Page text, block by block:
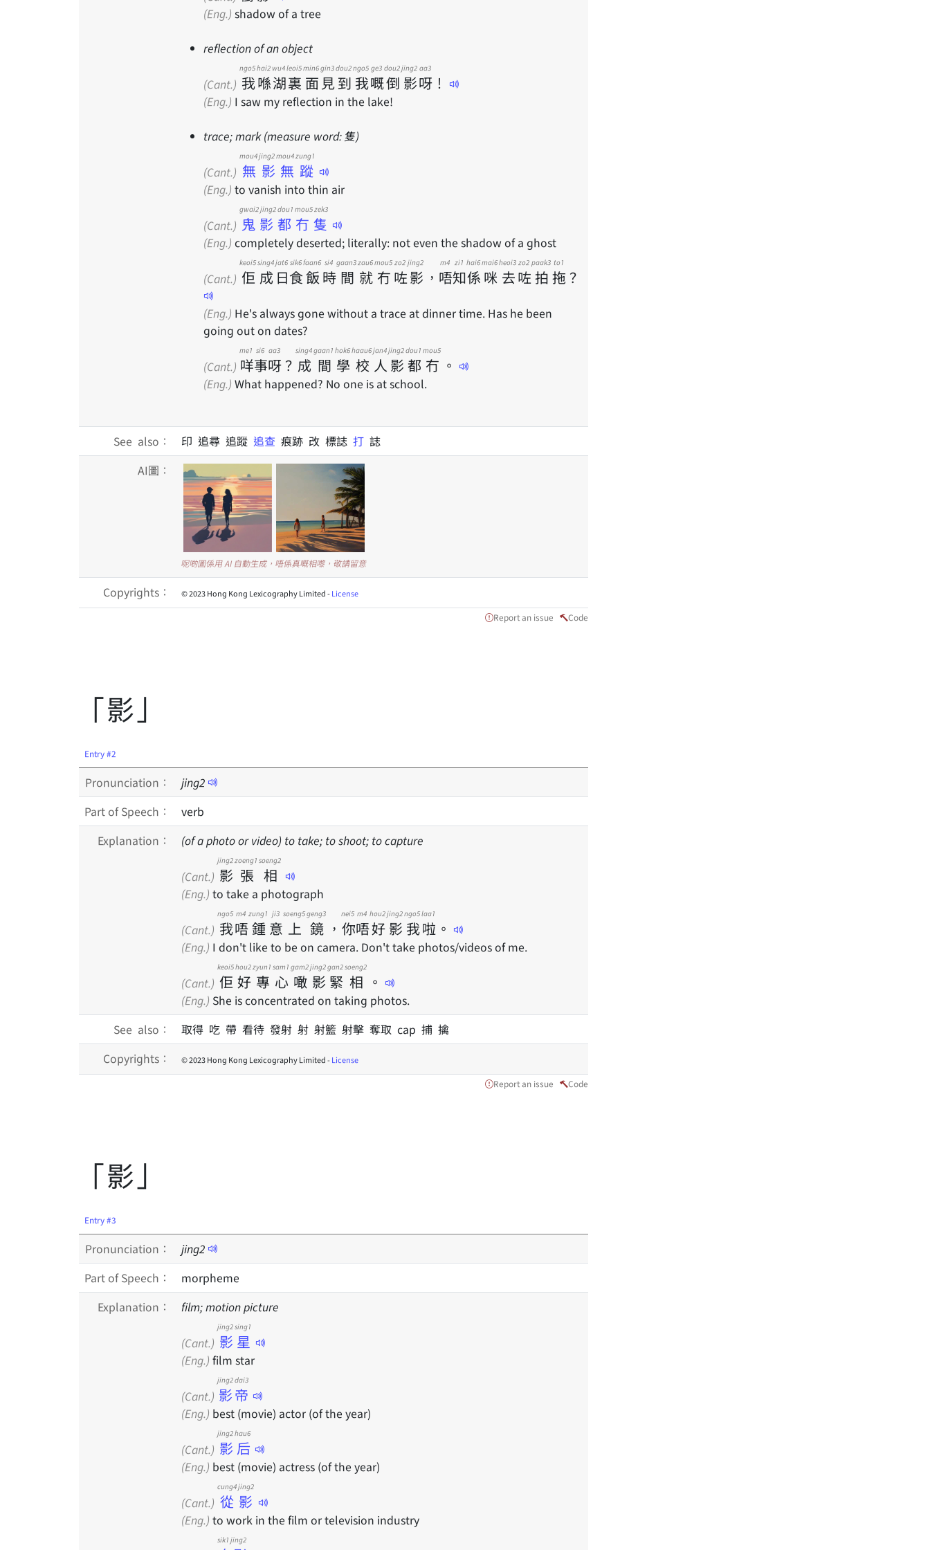
(Eng.) shadow of a tree
reflection of an object
(Cant.) 我
ngo5
喺
hai2
湖
wu4
裏
leoi5
面
min6
見
gin3
到
dou2
我
ngo5
嘅
ge3
倒
dou2
影
jing2
呀
aa3
！
(Eng.) I saw my reflection in the lake!
trace; mark (measure word: 隻)
(Cant.) 無影無蹤
mou4 jing2 mou4 zung1
(Eng.) to vanish into thin air
(Cant.) 鬼影都冇隻
gwai2 jing2 dou1 mou5 zek3
(Eng.) completely deserted; literally: not even the shadow of a ghost
(Cant.) 佢
keoi5
成
sing4
日
jat6
食
sik6
飯
faan6
時
si4
間
gaan3
就
zau6
冇
mou5
咗
zo2
影
jing2
， 唔
m4
知
zi1
係
hai6
咪
mai6
去
heoi3
咗
zo2
拍
paak3
拖
to1
？
(Eng.) He's always gone without a trace at dinner time. Has he been
going out on dates?
(Cant.) 咩
me1
事
si6
呀
aa3
？ 成
sing4
間
gaan1
學
hok6
校
haau6
人
jan4
影
jing2
都
dou1
冇
mou5
。
(Eng.) What happened? No one is at school.
See also： 印 追尋 追蹤 追查 痕跡 改 標誌 打 誌
AI圖：
呢啲圖係用 AI 自動生成，唔係真嘅相嚟，敬請留意
Copyrights： © 2023 Hong Kong Lexicography Limited -License
Report an issue Code
「影」
Entry #2
Pronunciation： jing2
Part of Speech：
verb
Explanation：
(of a photo or video) to take; to shoot; to capture
(Cant.) 影
jing2
張
zoeng1
相
soeng2
(Eng.) to take a photograph
(Cant.) 我
ngo5
唔
m4
鍾
zung1
意
ji3
上
soeng5
鏡
geng3
， 你
nei5
唔
m4
好
hou2
影
jing2
我
ngo5
啦
laa1
。
(Eng.) I don't like to be on camera. Don't take photos/videos of me.
(Cant.) 佢
keoi5
好
hou2
專
zyun1
心
sam1
噉
gam2
影
jing2
緊
gan2
相
soeng2
。
(Eng.) She is concentrated on taking photos.
See also：
取得 吃 帶 看待 發射 射 射籃 射擊 奪取 cap 捕 擒
Copyrights：
© 2023 Hong Kong Lexicography Limited -License
Report an issue Code
「影」
Entry #3
Pronunciation： jing2
Part of Speech：
morpheme
Explanation：
film; motion picture
(Cant.) 影星
jing2 sing1
(Eng.) film star
(Cant.) 影帝
jing2 dai3
(Eng.) best (movie) actor (of the year)
(Cant.) 影后
jing2 hau6
(Eng.) best (movie) actress (of the year)
(Cant.) 從影
cung4 jing2
(Eng.) to work in the film or television industry
sik1 jing2